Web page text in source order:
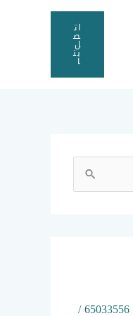
ات
ص
ل
بن
ا
تركيب احرف بارزة الجهراء / 65033556 /